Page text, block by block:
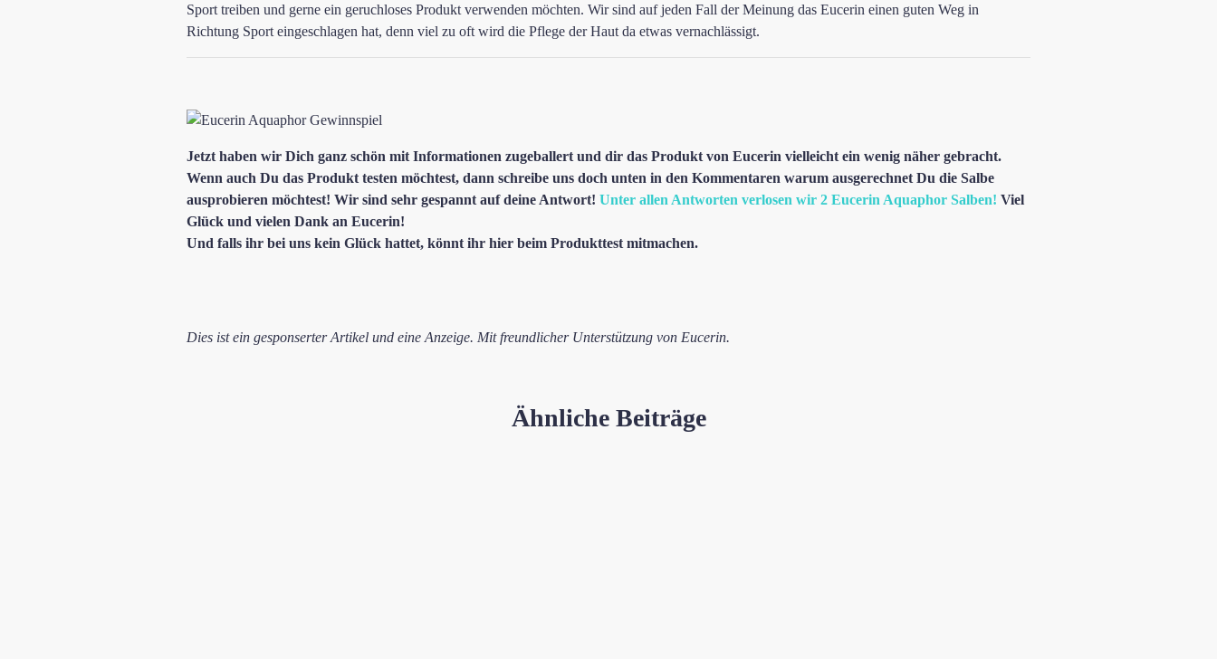
Sport treiben und gerne ein geruchloses Produkt verwenden möchten. Wir sind auf jeden Fall der Meinung das Eucerin einen guten Weg in
Richtung Sport eingeschlagen hat, denn viel zu oft wird die Pflege der Haut da etwas vernachlässigt.
Jetzt haben wir Dich ganz schön mit Informationen zugeballert und dir das Produkt von Eucerin vielleicht ein wenig näher gebracht.
Wenn auch Du das Produkt testen möchtest, dann schreibe uns doch unten in den Kommentaren warum ausgerechnet Du die Salbe
ausprobieren möchtest! Wir sind sehr gespannt auf deine Antwort! Unter allen Antworten verlosen wir 2 Eucerin Aquaphor Salben! Viel
Glück und vielen Dank an Eucerin!
Und falls ihr bei uns kein Glück hattet, könnt ihr hier beim Produkttest mitmachen.
Dies ist ein gesponserter Artikel und eine Anzeige. Mit freundlicher Unterstützung von Eucerin.
Ähnliche Beiträge